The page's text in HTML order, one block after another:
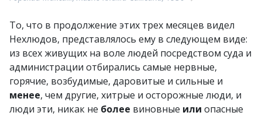
То, что в продолжение этих трех месяцев видел
Нехлюдов, представлялось ему в следующем виде:
из всех живущих на воле людей посредством суда и
администрации отбирались самые нервные,
горячие, возбудимые, даровитые и сильные и
менее, чем другие, хитрые и осторожные люди, и
люди эти, никак не более виновные или опасные